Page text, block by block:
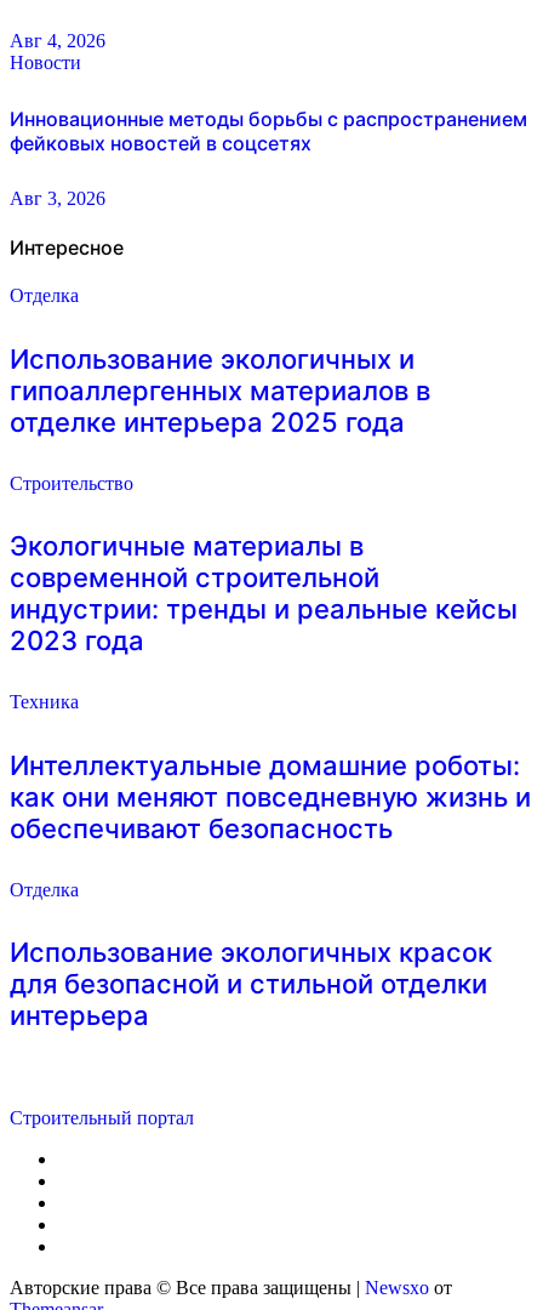
Авг 4, 2026
Новости
Инновационные методы борьбы с распространением
фейковых новостей в соцсетях
Авг 3, 2026
Интересное
Отделка
Использование экологичных и
гипоаллергенных материалов в
отделке интерьера 2025 года
Строительство
Экологичные материалы в
современной строительной
индустрии: тренды и реальные кейсы
2023 года
Техника
Интеллектуальные домашние роботы:
как они меняют повседневную жизнь и
обеспечивают безопасность
Отделка
Использование экологичных красок
для безопасной и стильной отделки
интерьера
Строительный портал
Авторские права © Все права защищены | Newsxo от